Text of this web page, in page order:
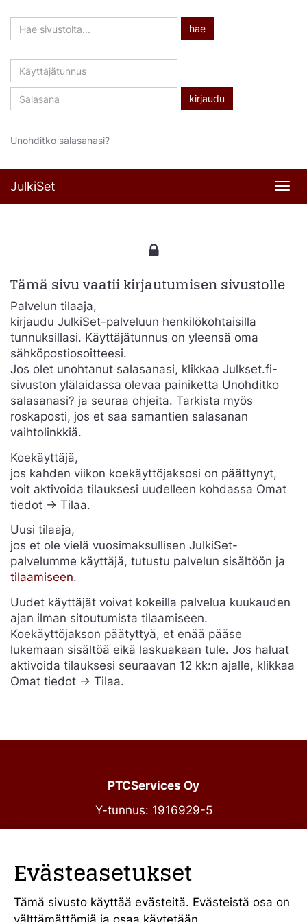
Hae
sivustolta
hae
Käyttäjätunnus
Salasana
Unohditko salasanasi?
JulkiSet
Tämä sivu vaatii kirjautumisen sivustolle
Palvelun tilaaja,
kirjaudu JulkiSet-palveluun henkilökohtaisilla
tunnuksillasi. Käyttäjätunnus on yleensä oma
sähköpostiosoitteesi.
Jos olet unohtanut salasanasi, klikkaa Julkset.fi-
sivuston ylälaidassa olevaa painiketta Unohditko
salasanasi? ja seuraa ohjeita. Tarkista myös
roskaposti, jos et saa samantien salasanan
vaihtolinkkiä.
Koekäyttäjä,
jos kahden viikon koekäyttöjaksosi on päättynyt,
voit aktivoida tilauksesi uudelleen kohdassa Omat
tiedot -> Tilaa.
Uusi tilaaja,
jos et ole vielä vuosimaksullisen JulkiSet-
palvelumme käyttäjä, tutustu palvelun sisältöön ja
tilaamiseen.
Uudet käyttäjät voivat kokeilla palvelua kuukauden
ajan ilman sitoutumista tilaamiseen.
Koekäyttöjakson päätyttyä, et enää pääse
lukemaan sisältöä eikä laskuakaan tule. Jos haluat
aktivoida tilauksesi seuraavan 12 kk:n ajalle, klikkaa
Omat tiedot -> Tilaa.
PTCServices Oy
Y-tunnus: 1916929-5
julkiset@ptcs.fi
Vaihde 010 34 19 700
Evästeasetukset
Tämä sivusto käyttää evästeitä. Evästeistä osa on
välttämättömiä ja osaa käytetään